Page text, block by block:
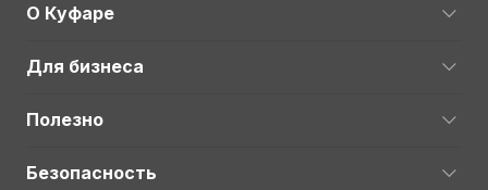
О Куфаре
Для бизнеса
Полезно
Безопасность